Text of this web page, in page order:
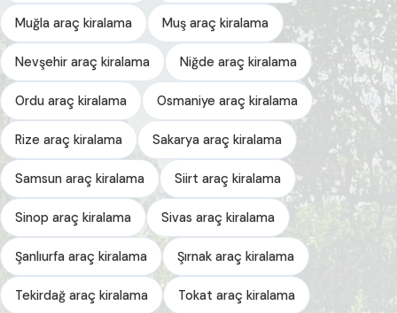
Muğla araç kiralama Muş araç kiralama
Nevşehir araç kiralama Niğde araç kiralama
Ordu araç kiralama Osmaniye araç kiralama
Rize araç kiralama Sakarya araç kiralama
Samsun araç kiralama Siirt araç kiralama
Sinop araç kiralama Sivas araç kiralama
Şanlıurfa araç kiralama Şırnak araç kiralama
Tekirdağ araç kiralama Tokat araç kiralama